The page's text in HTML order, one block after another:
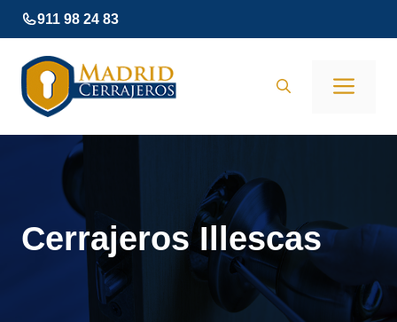
Saltar
al
contenido
911 98 24 83
Cerrajeros Illescas